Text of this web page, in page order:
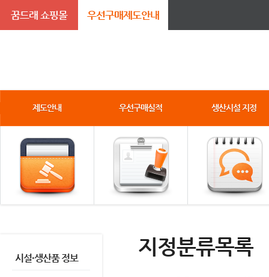
꿈드래 쇼핑몰 우선구매제도안내
제도안내 우선구매실적 생산시설 지정
시설·생산품 정보 지정분류목록